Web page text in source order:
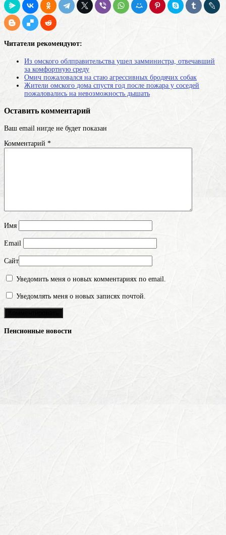
Читатели рекомендуют:
Из омского облправительства ушел замминистра, отвечавший
за комфортную среду
Омич пожаловался на стаю агрессивных бродячих собак
Жители омского дома спустя год после пожара у соседей
пожаловались на невозможность дышать
Оставить комментарий
Ваш email нигде не будет показан
Комментарий *
Имя
Email
Сайт
Уведомить меня о новых комментариях по email.
Уведомлять меня о новых записях почтой.
Пенсионные новости